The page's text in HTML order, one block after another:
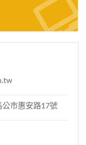
公市惠安路17號